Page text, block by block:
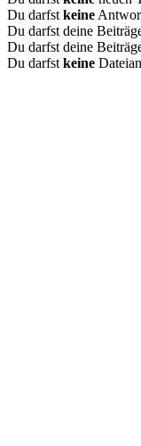
Du darfst keine
Du darfst deine
Du darfst deine
Du darfst keine